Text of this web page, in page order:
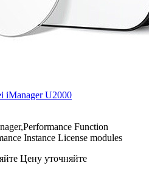
U2000
Function
Instance License modules
Цену уточняйте